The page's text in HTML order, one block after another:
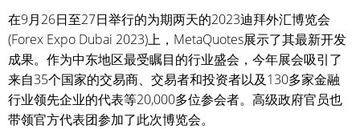
在9月26日至27日举行的为期两天的2023迪拜外汇博览会
(Forex Expo Dubai 2023)上，MetaQuotes展示了其最新开发
成果。作为中东地区最受瞩目的行业盛会，今年展会吸引了
来自35个国家的交易商、交易者和投资者以及130多家金融
行业领先企业的代表等20,000多位参会者。高级政府官员也
带领官方代表团参加了此次博览会。